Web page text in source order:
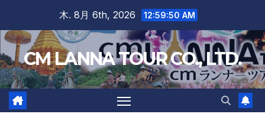
content
木. 8月 6th, 2026 12:59:51 AM
CM LANNA TOUR CO., LTD.